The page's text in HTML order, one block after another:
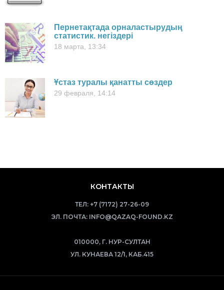
Пернетақтада орналастырудың
статистик. негіздері
18 марта, 13:34
Ұстаз туралы қанатты сөздер
29 февраля, 14:14
КОНТАКТЫ
ТЕЛ: +7 (7172) 27-26-09
ЭЛ. ПОЧТА: INFO@QAZAQ-FOUND.KZ
010000, Г. НУР-СУЛТАН
УЛ. КУНАЕВА 12/1, КАБ.415